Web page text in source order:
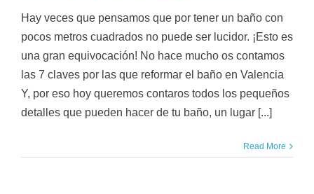
Hay veces que pensamos que por tener un baño con
pocos metros cuadrados no puede ser lucidor. ¡Esto es
una gran equivocación! No hace mucho os contamos
las 7 claves por las que reformar el baño en Valencia
Y, por eso hoy queremos contaros todos los pequeños
detalles que pueden hacer de tu baño, un lugar [...]
Read More